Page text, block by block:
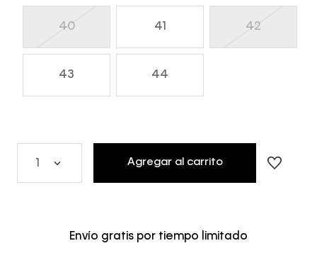
40 41 42
43 44
Agregar al carrito
Envío gratis por tiempo limitado